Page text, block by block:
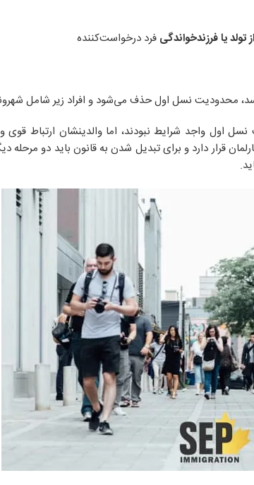
تولد یا فرزندخواندگی فرد درخواست‌کننده
محدودیت نسل اول حذف می‌شود و افراد زیر شامل
واجد شرایط نبودند، اما والدینشان ارتباط قوی و
قرار دارد و برای تبدیل شدن به قانون باید دو مرحله